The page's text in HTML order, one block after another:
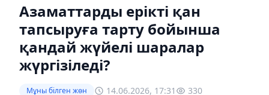
Азаматтарды ерікті қан
тапсыруға тарту бойынша
қандай жүйелі шаралар
жүргізіледі?
Мұны білген жөн 14.06.2026, 17:31 330